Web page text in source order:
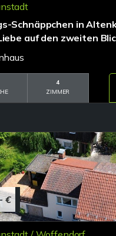
Schnäppchen in
auf den zweiten
4
ZIMMER
€